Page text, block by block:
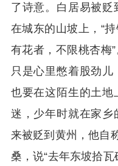
了诗意。白居易被贬
在城东的山坡上，“
有花者，不限桃杏梅
只是心里憋着股劲儿
也要在这陌生的土地
迷，少年时就在家乡
来被贬到黄州，他自
桑，说“去年东坡拾